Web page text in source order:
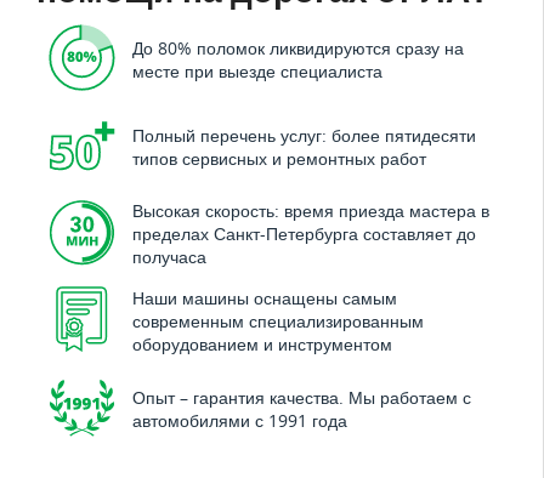
До 80% поломок ликвидируются сразу на
месте при выезде специалиста
Полный перечень услуг: более пятидесяти
типов сервисных и ремонтных работ
Высокая скорость: время приезда мастера в
пределах Санкт-Петербурга составляет до
получаса
Наши машины оснащены самым
современным специализированным
оборудованием и инструментом
Опыт – гарантия качества. Мы работаем с
автомобилями с 1991 года